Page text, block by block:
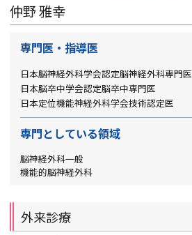
仲野 雅幸
専門医・指導医
日本脳神経外科学会認定脳神経外科専門医
日本脳卒中学会認定脳卒中専門医
日本定位機能神経外科学会技術認定医
専門としている領域
脳神経外科一般
機能的脳神経外科
外来診療